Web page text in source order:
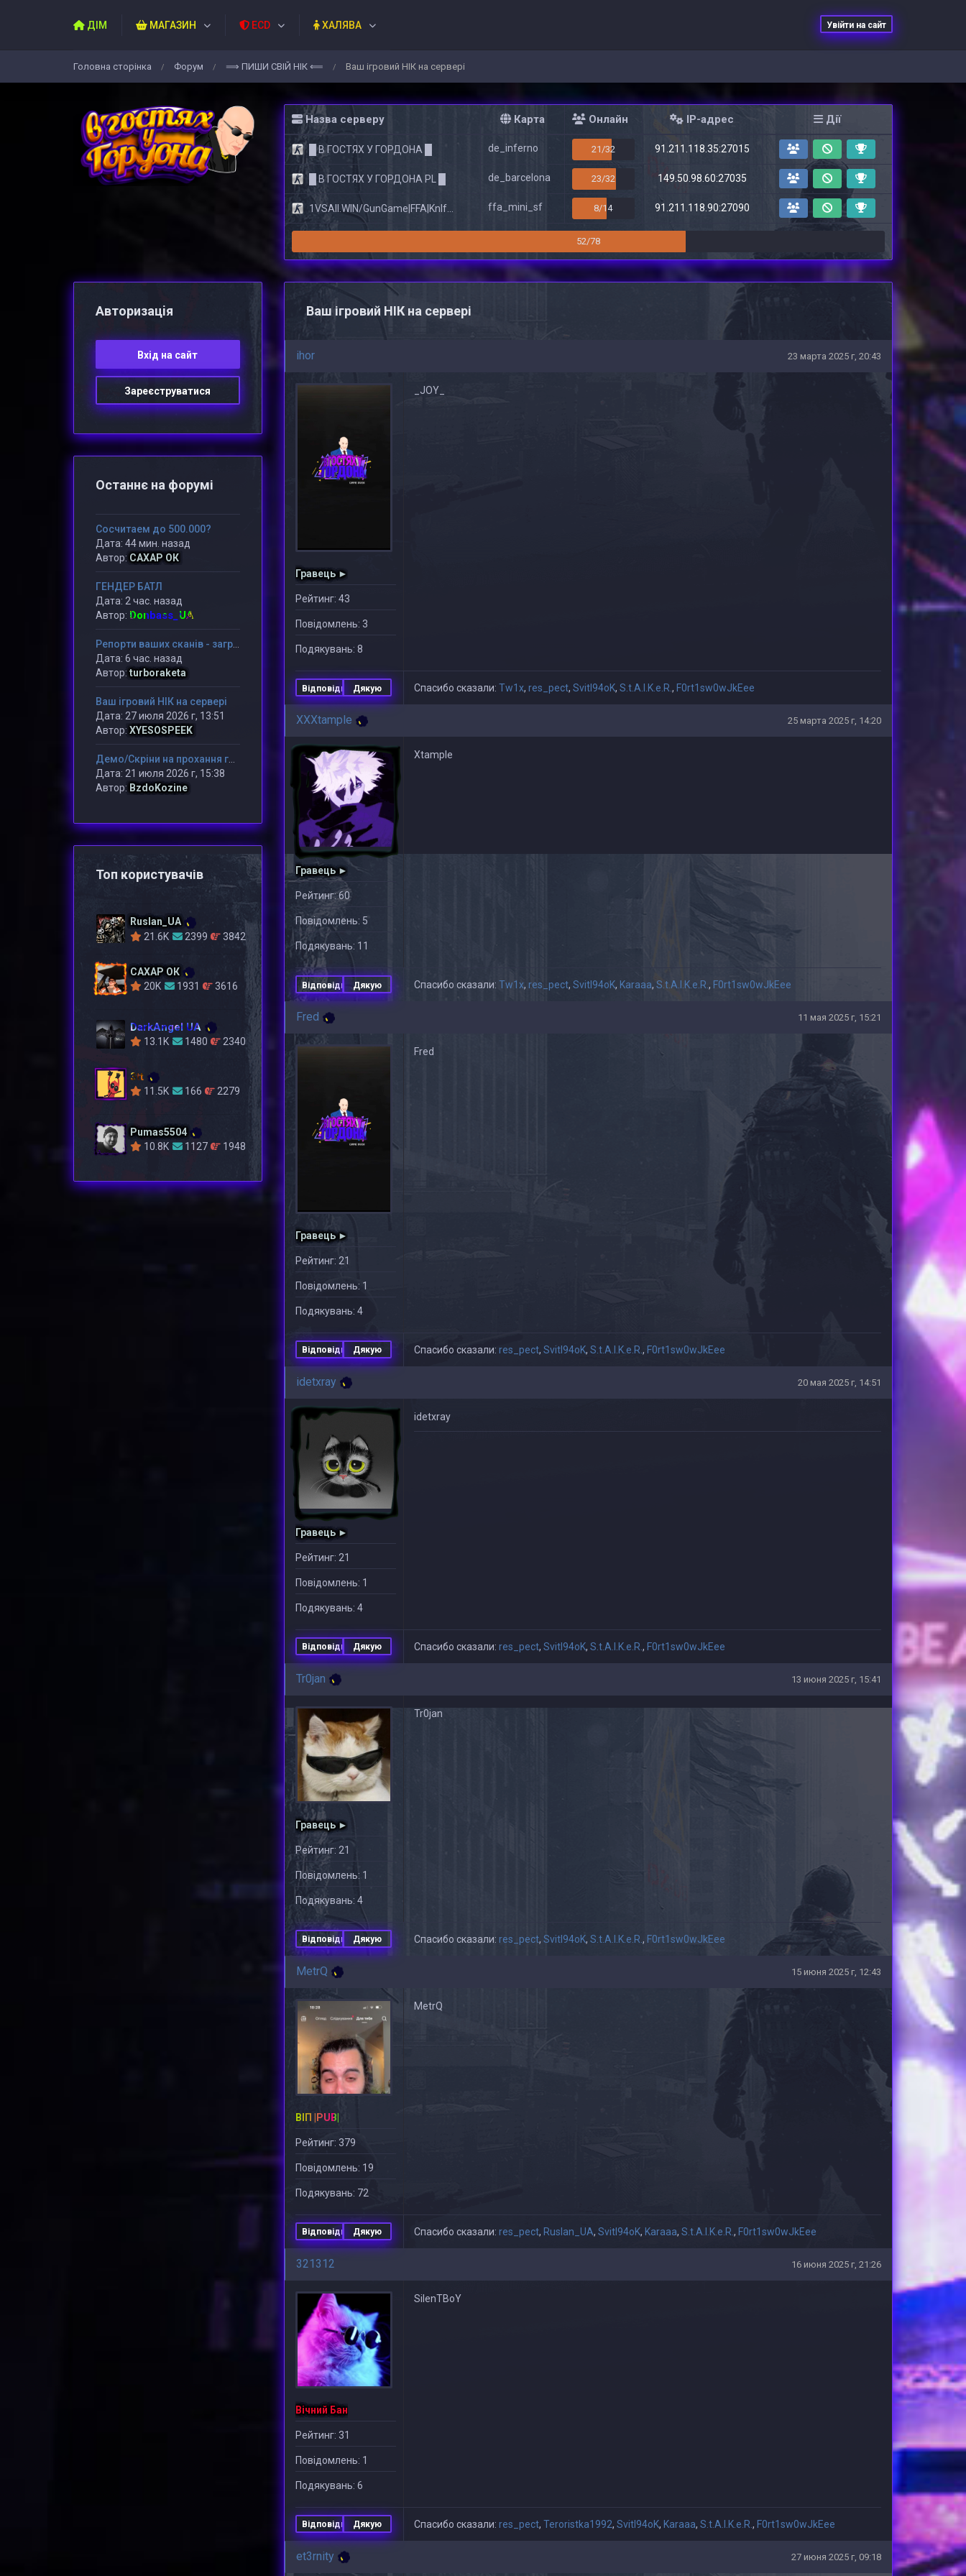
Увійти на сайт
ДІМ МАГАЗИН ECD ХАЛЯВА
Головна сторiнка / Форум / ⟹ ПИШИ СВIЙ НIК ⟸ / Ваш ігровий НІК на сервері
Назва серверу Карта Онлайн IP-адрес Дії
█ В ГОСТЯХ У ГОРДОНА █ de_inferno 21/32 91.211.118.35:27015
█ В ГОСТЯХ У ГОРДОНА PL █ de_barcelona 23/32 149.50.98.60:27035
1VSAll.WIN/GunGame|FFA|KnIfE MoD ffa_mini_sf 8/14 91.211.118.90:27090
52/78
Ваш ігровий НІК на сервері
ihor 23 марта 2025 г, 20:43
Гравець ►
Рейтинг: 43
Повідомлень: 3
Подякувань: 8
_JOY_
Відповідь Дякую Спасибо сказали: Tw1x, res_pect, Svitl94oK, S.t.A.l.K.e.R., F0rt1sw0wJkEee
XXXtample 25 марта 2025 г, 14:20
Гравець ►
Рейтинг: 60
Повідомлень: 5
Подякувань: 11
Xtample
Відповідь Дякую Спасибо сказали: Tw1x, res_pect, Svitl94oK, Karaaa, S.t.A.l.K.e.R., F0rt1sw0wJkEee
Fred 11 мая 2025 г, 15:21
Гравець ►
Рейтинг: 21
Повідомлень: 1
Подякувань: 4
Fred
Відповідь Дякую Спасибо сказали: res_pect, Svitl94oK, S.t.A.l.K.e.R. , F0rt1sw0wJkEee
idetxray 20 мая 2025 г, 14:51
Гравець ►
Рейтинг: 21
Повідомлень: 1
Подякувань: 4
idetxray
Відповідь Дякую Спасибо сказали: res_pect, Svitl94oK, S.t.A.l.K.e.R. , F0rt1sw0wJkEee
Tr0jan 13 июня 2025 г, 15:41
Гравець ►
Рейтинг: 21
Повідомлень: 1
Подякувань: 4
Tr0jan
Відповідь Дякую Спасибо сказали: res_pect, Svitl94oK, S.t.A.l.K.e.R. , F0rt1sw0wJkEee
MetrQ 15 июня 2025 г, 12:43
ВІП |PUB|
Рейтинг: 379
Повідомлень: 19
Подякувань: 72
MetrQ
Відповідь Дякую Спасибо сказали: res_pect, Ruslan_UA, Svitl94oK, Karaaa, S.t.A.l.K.e.R. , F0rt1sw0wJkEee
321312 16 июня 2025 г, 21:26
Вічний Бан
Рейтинг: 31
Повідомлень: 1
Подякувань: 6
SilenTBoY
Відповідь Дякую Спасибо сказали: res_pect, Teroristka1992, Svitl94oK, Karaaa, S.t.A.l.K.e.R. , F0rt1sw0wJkEee
et3rnity 27 июня 2025 г, 09:18
Авторизацiя
Вхiд на сайт
Зареєструватися
Останнє на форумі
Сосчитаем до 500.000?
Дата: 44 мин. назад
Автор: САХАР ОК
ГЕНДЕР БАТЛ
Дата: 2 час. назад
Автор: Donbass_UA
Дата: 6 час. назад
Автор: turboraketa
Ваш ігровий НІК на сервері
Дата: 27 июля 2026 г, 13:51
Автор: XYESOSPEEK
Дата: 21 июля 2026 г, 15:38
Автор: BzdoKozine
Топ користувачів
Ruslan_UA
21.6K
2399 3842
САХАР ОК
20K
1931 3616
DarkAngel UA
13.1K 1480 2340
3tt
11.5K 166 2279
Pumas5504
10.8K
1127 1948